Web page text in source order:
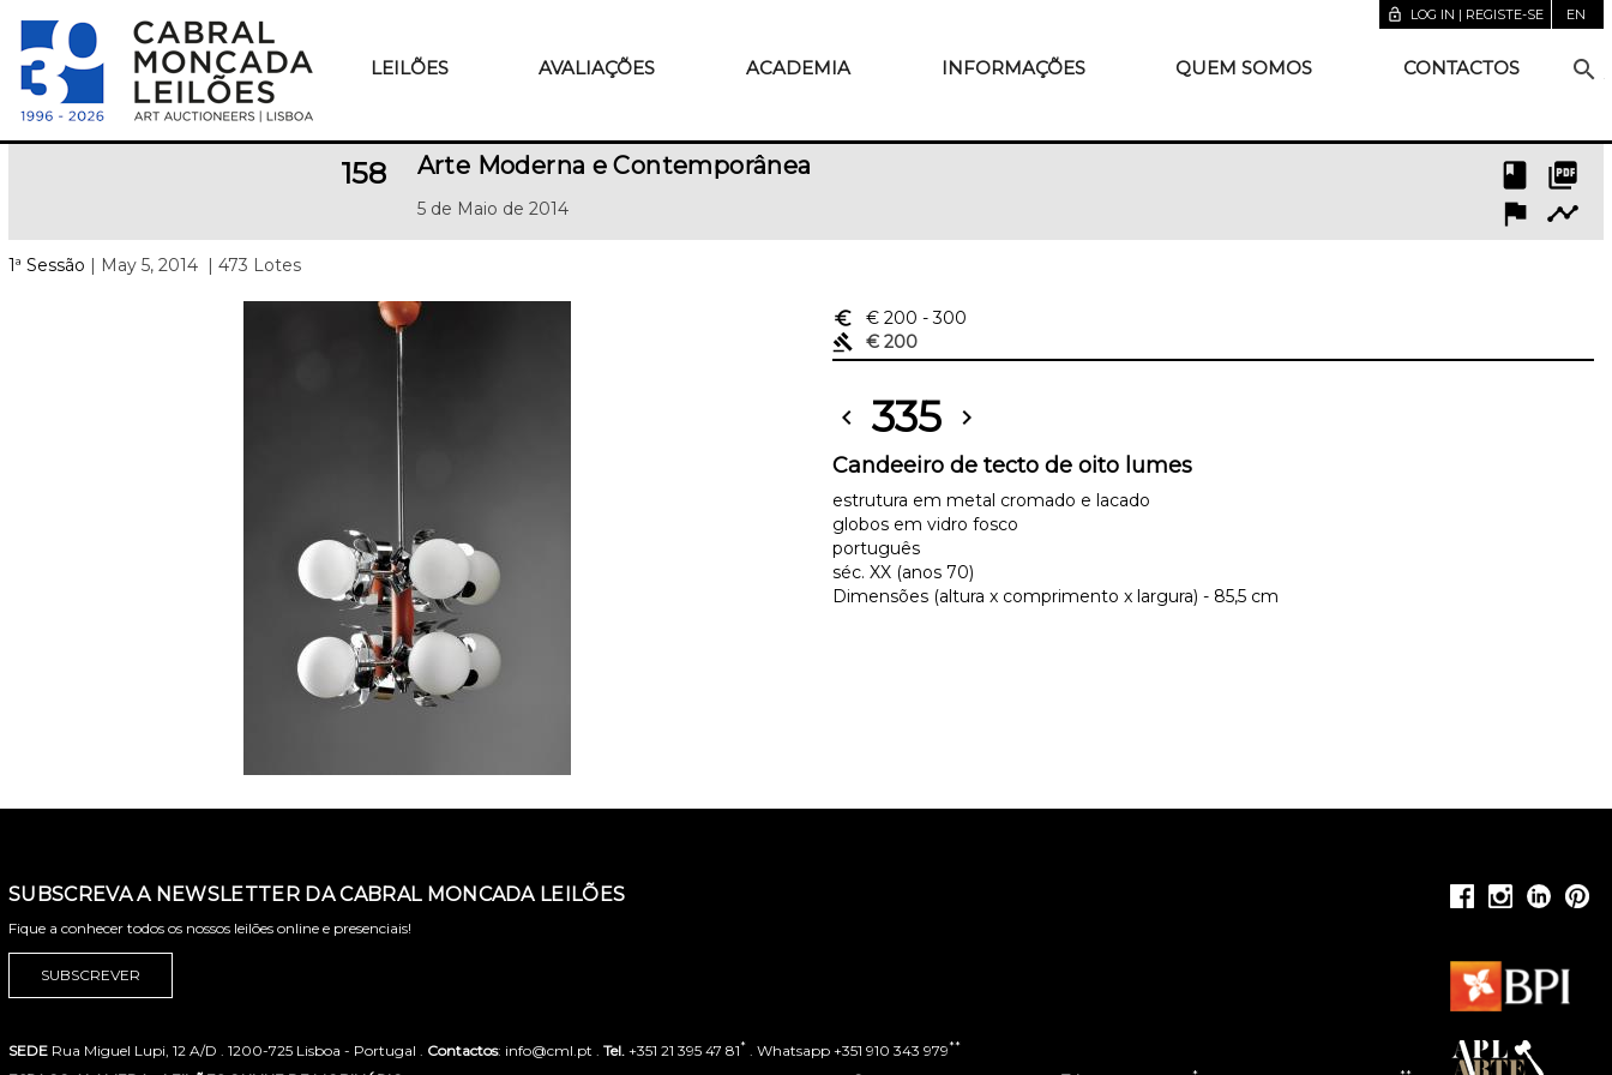
lock_open LOG IN | REGISTE-SE EN
LEILÕES AVALIAÇÕES ACADEMIA INFORMAÇÕES QUEM SOMOS CONTACTOS search
158 Arte Moderna e Contemporânea
5 de Maio de 2014
picture_as_pdf
book
timeline
flag
1ª Sessão | May 5, 2014 | 473 Lotes
euro_symbol € 200 - 300
gavel
€ 200
chevron_left 335 chevron_right
Candeeiro de tecto de oito lumes
estrutura em metal cromado e lacado
globos em vidro fosco
português
séc. XX (anos 70)
Dimensões (altura x comprimento x largura) - 85,5 cm
SUBSCREVA A NEWSLETTER DA CABRAL MONCADA LEILÕES
Fique a conhecer todos os nossos leilões online e presenciais!
SUBSCREVER
SEDE Rua Miguel Lupi, 12 A/D . 1200-725 Lisboa - Portugal . Contactos: info@cml.pt . Tel. +351 21 395 47 81* . Whatsapp +351 910 343 979**